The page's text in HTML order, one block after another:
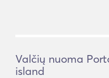
Valčių nuoma
island